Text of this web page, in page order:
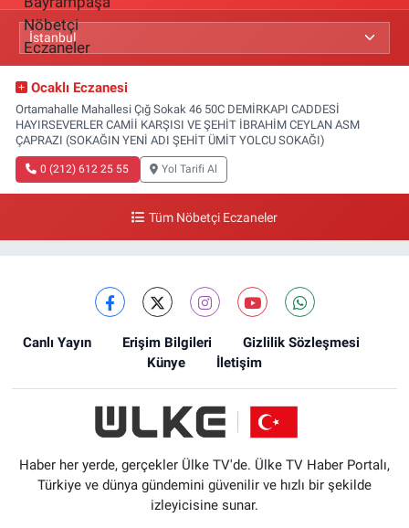
Ocaklı Eczanesi
Ortamahalle Mahallesi Çığ Sokak 46 50C DEMİRKAPI CADDESİ
HAYIRSEVERLER CAMİİ KARŞISI VE ŞEHİT İBRAHİM CEYLAN ASM
ÇAPRAZI (SOKAĞIN YENİ ADI ŞEHİT ÜMİT YOLCU SOKAĞI)
0 (212) 612 25 55 Yol Tarifi Al
Tüm Nöbetçi Eczaneler
Canlı Yayın Erişim Bilgileri
Gizlilik Sözleşmesi
Künye
İletişim
Haber her yerde, gerçekler Ülke TV'de. Ülke TV Haber Portalı,
Türkiye ve dünya gündemini güvenilir ve hızlı bir şekilde
izleyicisine sunar.